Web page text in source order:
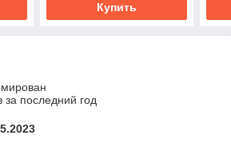
Купить
последний год